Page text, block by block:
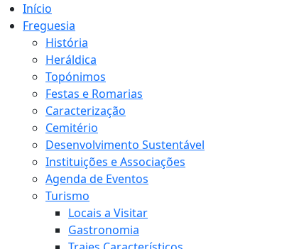
Início
Freguesia
História
Heráldica
Topónimos
Festas e Romarias
Caracterização
Cemitério
Desenvolvimento Sustentável
Instituições e Associações
Agenda de Eventos
Turismo
Locais a Visitar
Gastronomia